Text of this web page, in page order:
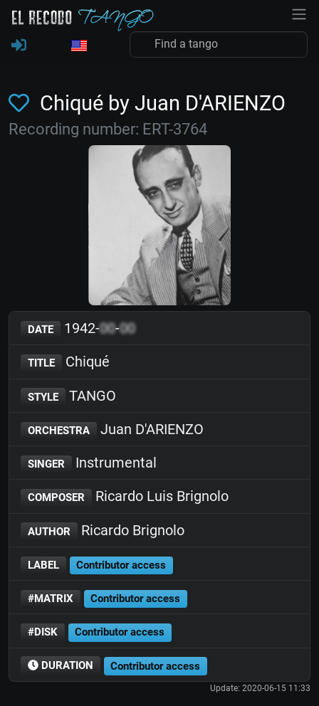
Chiqué by Juan D'ARIENZO
Recording number: ERT-3764
DATE 1942-00-00
TITLE Chiqué
STYLE TANGO
ORCHESTRA Juan D'ARIENZO
SINGER Instrumental
COMPOSER Ricardo Luis Brignolo
AUTHOR Ricardo Brignolo
LABEL Contributor access
#MATRIX Contributor access
#DISK Contributor access
DURATION Contributor access
Update: 2020-06-15 11:33